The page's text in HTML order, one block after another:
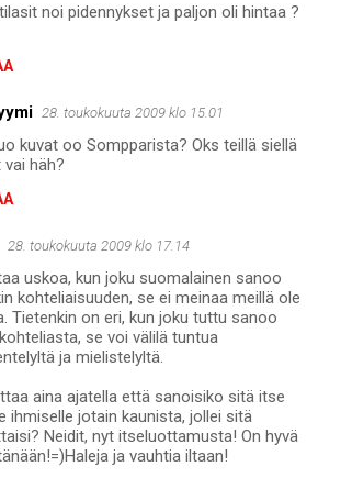
noi pidennykset ja paljon oli hintaa ?
28. toukokuuta 2009 klo 15.01
kuvat oo Sompparista? Oks teillä siellä
häh?
28. toukokuuta 2009 klo 17.14
uskoa, kun joku suomalainen sanoo
kohteliaisuuden, se ei meinaa meillä ole
Tietenkin on eri, kun joku tuttu sanoo
se voi välilä tuntua
ja mielistelyltä.
aina ajatella että sanoisiko sitä itse
ihmiselle jotain kaunista, jollei sitä
Neidit, nyt itseluottamusta! On hyvä
ja vauhtia iltaan!